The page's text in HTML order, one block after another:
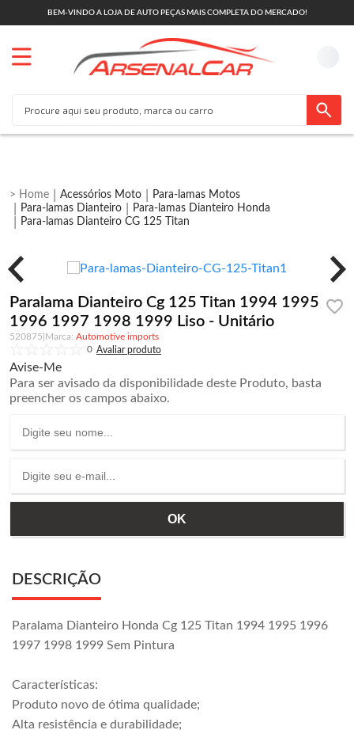
BEM-VINDO A LOJA DE AUTO PEÇAS MAIS COMPLETA DO MERCADO!
Acessórios Moto
Para-lamas Motos
Para-lamas Dianteiro
Para-lamas Dianteiro Honda
Para-lamas Dianteiro CG 125 Titan
Paralama Dianteiro Cg 125 Titan 1994 1995
1996 1997 1998 1999 Liso - Unitário
520875
Automotive imports
0
Avise-Me
Para ser avisado da disponibilidade deste Produto, basta
preencher os campos abaixo.
DESCRIÇÃO
Paralama Dianteiro Honda Cg 125 Titan 1994 1995 1996
1997 1998 1999 Sem Pintura
Características:
Produto novo de ótima qualidade;
Alta resistência e durabilidade;